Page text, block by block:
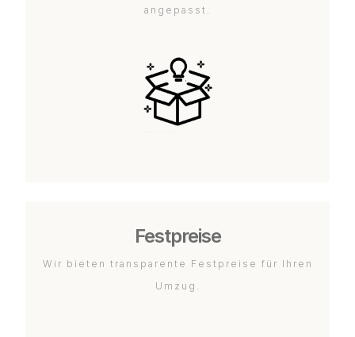
angepasst.
Festpreise
Wir bieten transparente Festpreise für Ihren
Umzug.